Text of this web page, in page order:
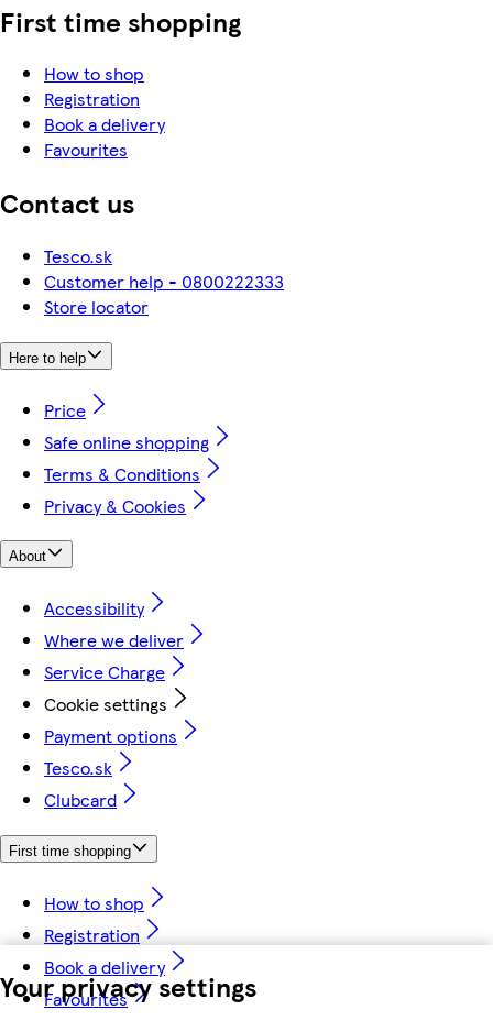
Your privacy settings
First time shopping
How to shop
Registration
Book a delivery
Favourites
Contact us
Tesco.sk
Customer help - 0800222333
Store locator
Here to help
Price
Safe online shopping
Terms & Conditions
Privacy & Cookies
About
Accessibility
Where we deliver
Service Charge
Cookie settings
Payment options
Tesco.sk
Clubcard
First time shopping
How to shop
Registration
Book a delivery
Favourites